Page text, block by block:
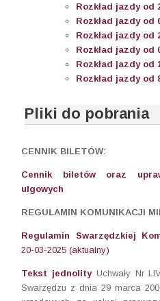
Rozkład jazdy od
Rozkład jazdy od
Rozkład jazdy od
Rozkład jazdy od
Rozkład jazdy od
Rozkład jazdy od
Pliki do pobrania
CENNIK BILETÓW:
Cennik biletów oraz
ulgowych
REGULAMIN KOMUNIKACJI
Regulamin Swarzędzkiej
20-03-2025 (aktualny)
Tekst jednolity Uchwały Nr
Swarzędzu z dnia 29 marca